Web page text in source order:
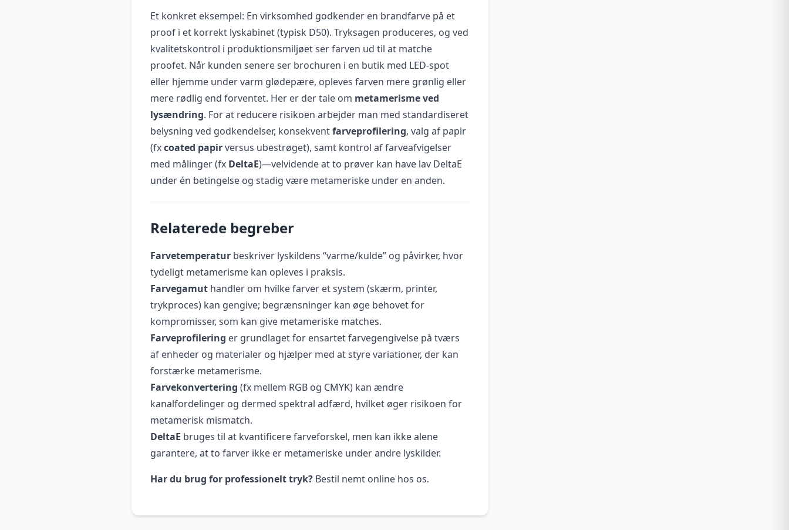
Et konkret eksempel: En virksomhed godkender en brandfarve på et
proof i et korrekt lyskabinet (typisk D50). Tryksagen produceres, og ved
kvalitetskontrol i produktionsmiljøet ser farven ud til at matche
proofet. Når kunden senere ser brochuren i en butik med LED-spot
eller hjemme under varm glødepære, opleves farven mere grønlig eller
mere rødlig end forventet. Her er der tale om metamerisme ved
lysændring. For at reducere risikoen arbejder man med standardiseret
belysning ved godkendelser, konsekventfarveprofilering, valg af papir
(fxcoated papirversus ubestrøget), samt kontrol af farveafvigelser
med målinger (fx DeltaE)—velvidende at to prøver kan have lav DeltaE
under én betingelse og stadig være metameriske under en anden.
Relaterede begreber
Farvetemperatur beskriver lyskildens “varme/kulde” og påvirker, hvor
tydeligt metamerisme kan opleves i praksis.
Farvegamut handler om hvilke farver et system (skærm, printer,
trykproces) kan gengive; begrænsninger kan øge behovet for
kompromisser, som kan give metameriske matches.
Farveprofilering er grundlaget for ensartet farvegengivelse på tværs
af enheder og materialer og hjælper med at styre variationer, der kan
forstærke metamerisme.
Farvekonvertering (fx mellem RGB og CMYK) kan ændre
kanalfordelinger og dermed spektral adfærd, hvilket øger risikoen for
metamerisk mismatch.
DeltaE bruges til at kvantificere farveforskel, men kan ikke alene
garantere, at to farver ikke er metameriske under andre lyskilder.
Har du brug for professionelt tryk? Bestil nemt online hos os.